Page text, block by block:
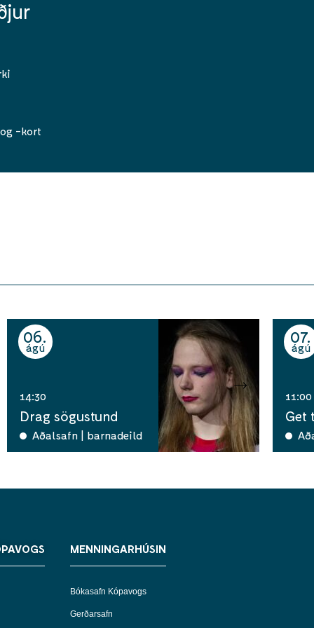
-kort
06
ágú
14:30
Drag sögustund
Aðalsafn | barnadeild
07
ágú
11:00
Get
MENNINGARHÚSIN
Bókasafn Kópavogs
Gerðarsafn